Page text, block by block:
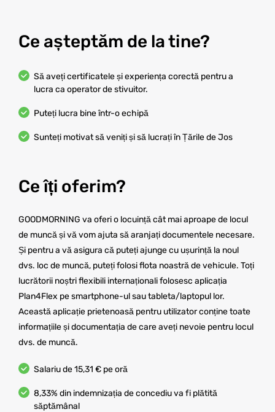
Ce așteptăm de la tine?
Să aveți certificatele și experiența corectă pentru a
lucra ca operator de stivuitor.
Puteți lucra bine într-o echipă
Sunteți motivat să veniți și să lucrați în Țările de Jos
Ce îți oferim?
GOODMORNING va oferi o locuință cât mai aproape de locul
de muncă și vă vom ajuta să aranjați documentele necesare.
Și pentru a vă asigura că puteți ajunge cu ușurință la noul
dvs. loc de muncă, puteți folosi flota noastră de vehicule. Toți
lucrătorii noștri flexibili internaționali folosesc aplicația
Plan4Flex pe smartphone-ul sau tableta/laptopul lor.
Această aplicație prietenoasă pentru utilizator conține toate
informațiile și documentația de care aveți nevoie pentru locul
dvs. de muncă.
Salariu de 15,31 € pe oră
8,33% din indemnizația de concediu va fi plătită
săptămânal